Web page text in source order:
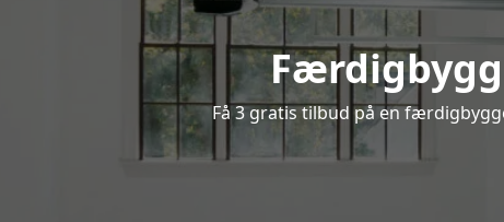
Få 3 gratis tilbud på en